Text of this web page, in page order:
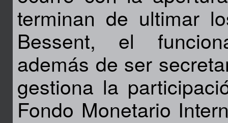
terminan de ultimar
Bessent, el
además de ser
gestiona la
Fondo Monetario